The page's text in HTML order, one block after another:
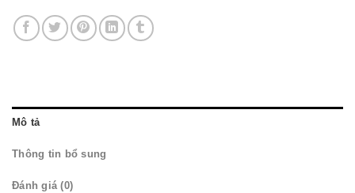
Mô tả
Thông tin bổ sung
Đánh giá (0)